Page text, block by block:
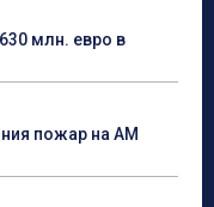
млн. евро в
пожар на АМ